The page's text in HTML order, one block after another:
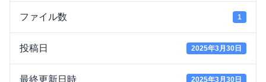
ファイル数 1
投稿日 2025年3月30日
最終更新日時 2025年3月30日